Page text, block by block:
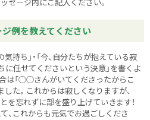
セージ内にご記入ください。
例を教えてください
持ち」・「今、自分たちが抱えている寂
に任せてくださいという決意」を書くよ
は「○○さんがいてくださったからこ
た。これからは寂しくなりますが、
忘れずに部を盛り上げていきます！
、これからも元気でお過ごしくださ